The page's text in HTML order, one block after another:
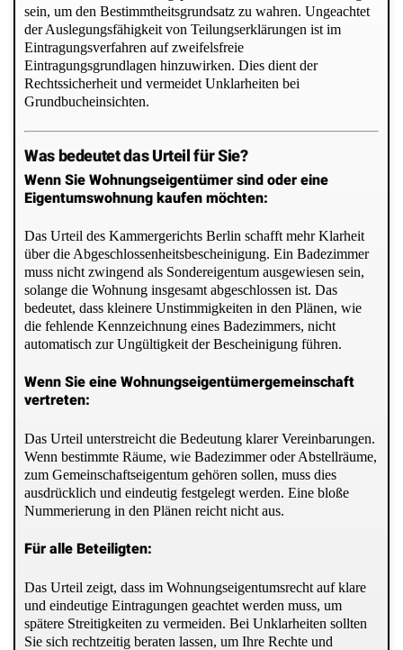
sein, um den Bestimmtheitsgrundsatz zu wahren. Ungeachtet
der Auslegungsfähigkeit von Teilungserklärungen ist im
Eintragungsverfahren auf zweifelsfreie
Eintragungsgrundlagen hinzuwirken. Dies dient der
Rechtssicherheit und vermeidet Unklarheiten bei
Grundbucheinsichten.
Was bedeutet das Urteil für Sie?
Wenn Sie Wohnungseigentümer sind oder eine
Eigentumswohnung kaufen möchten:
Das Urteil des Kammergerichts Berlin schafft mehr Klarheit
über die Abgeschlossenheitsbescheinigung. Ein Badezimmer
muss nicht zwingend als Sondereigentum ausgewiesen sein,
solange die Wohnung insgesamt abgeschlossen ist. Das
bedeutet, dass kleinere Unstimmigkeiten in den Plänen, wie
die fehlende Kennzeichnung eines Badezimmers, nicht
automatisch zur Ungültigkeit der Bescheinigung führen.
Wenn Sie eine Wohnungseigentümergemeinschaft
vertreten:
Das Urteil unterstreicht die Bedeutung klarer Vereinbarungen.
Wenn bestimmte Räume, wie Badezimmer oder Abstellräume,
zum Gemeinschaftseigentum gehören sollen, muss dies
ausdrücklich und eindeutig festgelegt werden. Eine bloße
Nummerierung in den Plänen reicht nicht aus.
Für alle Beteiligten:
Das Urteil zeigt, dass im Wohnungseigentumsrecht auf klare
und eindeutige Eintragungen geachtet werden muss, um
spätere Streitigkeiten zu vermeiden. Bei Unklarheiten sollten
Sie sich rechtzeitig beraten lassen, um Ihre Rechte und